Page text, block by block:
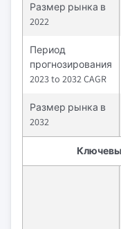
Размер рынка в
2022
Период
прогнозирования
2023 to 2032 CAGR
Размер рынка в
2032